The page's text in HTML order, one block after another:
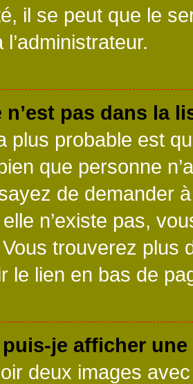
il se peut que le
n’est pas dans la
plus probable est
que personne
de demander
n’existe pas,
trouverez plus
le lien en bas de
je afficher
deux images